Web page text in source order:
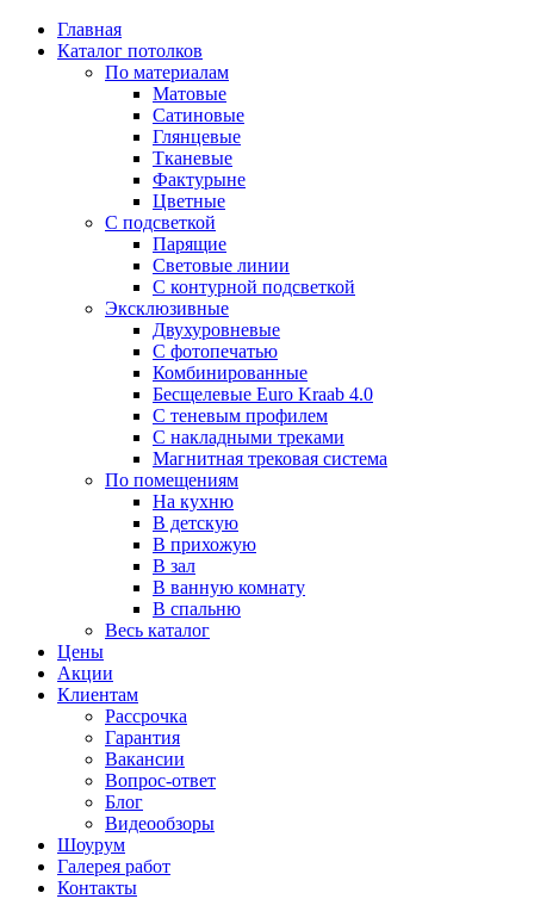
Главная
Каталог потолков
По материалам
Матовые
Сатиновые
Глянцевые
Тканевые
Фактурыне
Цветные
С подсветкой
Парящие
Световые линии
С контурной подсветкой
Эксклюзивные
Двухуровневые
С фотопечатью
Комбинированные
Бесщелевые Euro Kraab 4.0
С теневым профилем
С накладными треками
Магнитная трековая система
По помещениям
На кухню
В детскую
В прихожую
В зал
В ванную комнату
В спальню
Весь каталог
Цены
Акции
Клиентам
Рассрочка
Гарантия
Вакансии
Вопрос-ответ
Блог
Видеообзоры
Шоурум
Галерея работ
Контакты